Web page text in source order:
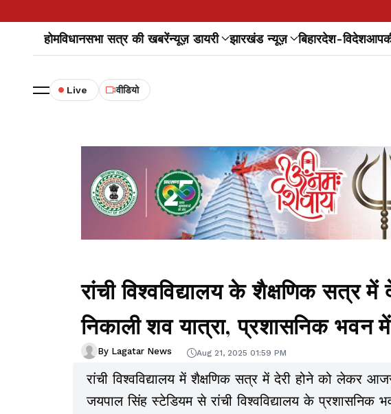
होमविधानसभा सत्र की खबरेंन्यूज़ डायरी झारखंड न्यूज़ बिहारदेश-विदेश
Live वीडियो
रांची विश्वविद्यालय के शैक्षणिक सत्र
निकाली शव यात्रा, प्रशासनिक भवन में
By Lagatar News Aug 21, 2025 01:59 PM
रांची विश्वविद्यालय में शैक्षणिक सत्र में देरी होने को लेकर
जयपाल सिंह स्टेडियम से रांची विश्वविद्यालय के प्रशासनिक